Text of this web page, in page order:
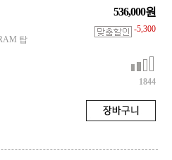
탑
536,000원
-5,300
1844